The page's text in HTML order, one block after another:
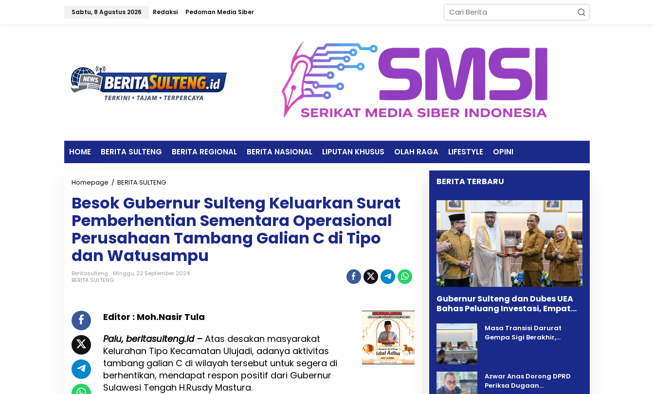
Sabtu, 8 Agustus 2026 Redaksi Pedoman Media Siber
HOME BERITA SULTENG BERITA REGIONAL BERITA NASIONAL LIPUTAN KHUSUS OLAH RAGA LIFESTYLE OPINI
Homepage / BERITA SULTENG
s
o
k
G
u
e
n
l
e
n
K
e
l
Besok Gubernur Sulteng Keluarkan Surat
Pemberhentian Sementara Operasional
Perusahaan Tambang Galian C di Tipo
dan Watusampu
Beritasulteng
Minggu, 22 September 2024
BERITA SULTENG
Editor : Moh.Nasir Tula
Palu, beritasulteng.id – Atas desakan masyarakat
Kelurahan Tipo Kecamatan Ulujadi, adanya aktivitas
tambang galian C di wilayah tersebut untuk segera di
berhentikan, mendapat respon positif dari Gubernur
Sulawesi Tengah H.Rusdy Mastura.
BERITA TERBARU
Gubernur Sulteng dan Dubes UEA
Bahas Peluang Investasi, Empat
Masa Transisi Darurat
Gempa Sigi Berakhir,
Azwar Anas Dorong DPRD
Periksa Dugaan